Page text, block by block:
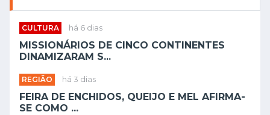
CULTURA há 6 dias
MISSIONÁRIOS DE CINCO CONTINENTES
DINAMIZARAM S...
REGIÃO há 3 dias
FEIRA DE ENCHIDOS, QUEIJO E MEL AFIRMA-
SE COMO ...